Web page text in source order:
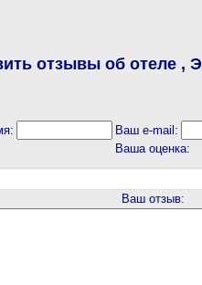
отзывы об отеле ,
Ваш e-mail:
Ваша оценка:
Ваш отзыв: